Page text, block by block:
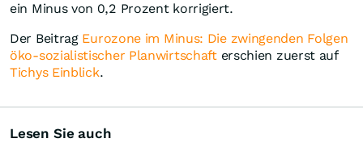
ein Minus von 0,2 Prozent korrigiert.
Der Beitrag Eurozone im Minus: Die zwingenden Folgen
öko-sozialistischer Planwirtschafterschien zuerst auf
Tichys Einblick.
Lesen Sie auch